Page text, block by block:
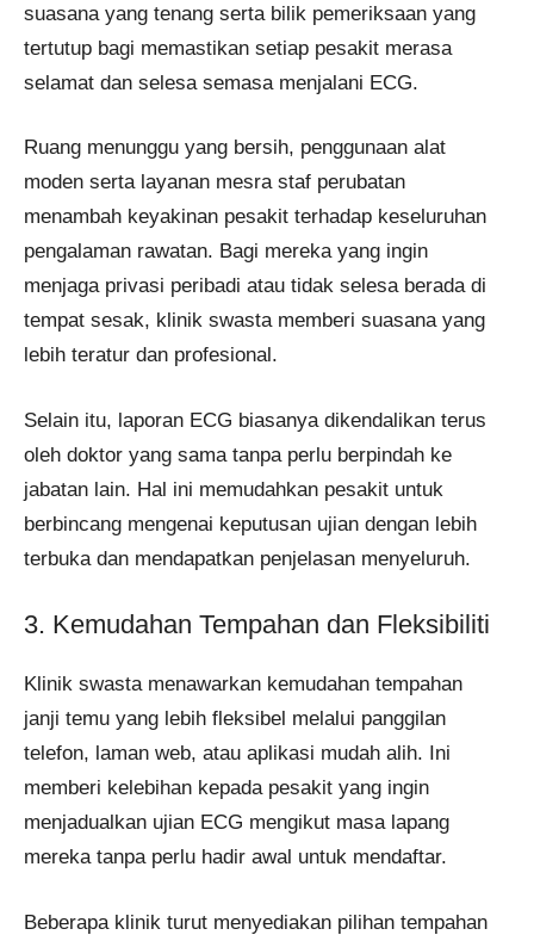
suasana yang tenang serta bilik pemeriksaan yang
tertutup bagi memastikan setiap pesakit merasa
selamat dan selesa semasa menjalani ECG.
Ruang menunggu yang bersih, penggunaan alat
moden serta layanan mesra staf perubatan
menambah keyakinan pesakit terhadap keseluruhan
pengalaman rawatan. Bagi mereka yang ingin
menjaga privasi peribadi atau tidak selesa berada di
tempat sesak, klinik swasta memberi suasana yang
lebih teratur dan profesional.
Selain itu, laporan ECG biasanya dikendalikan terus
oleh doktor yang sama tanpa perlu berpindah ke
jabatan lain. Hal ini memudahkan pesakit untuk
berbincang mengenai keputusan ujian dengan lebih
terbuka dan mendapatkan penjelasan menyeluruh.
3. Kemudahan Tempahan dan Fleksibiliti
Klinik swasta menawarkan kemudahan tempahan
janji temu yang lebih fleksibel melalui panggilan
telefon, laman web, atau aplikasi mudah alih. Ini
memberi kelebihan kepada pesakit yang ingin
menjadualkan ujian ECG mengikut masa lapang
mereka tanpa perlu hadir awal untuk mendaftar.
Beberapa klinik turut menyediakan pilihan tempahan